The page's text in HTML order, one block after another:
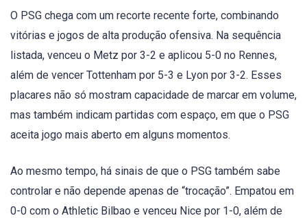
O PSG chega com um recorte recente forte, combinando
vitórias e jogos de alta produção ofensiva. Na sequência
listada, venceu o Metz por 3-2 e aplicou 5-0 no Rennes,
além de vencer Tottenham por 5-3 e Lyon por 3-2. Esses
placares não só mostram capacidade de marcar em volume,
mas também indicam partidas com espaço, em que o PSG
aceita jogo mais aberto em alguns momentos.
Ao mesmo tempo, há sinais de que o PSG também sabe
controlar e não depende apenas de “trocação”. Empatou em
0-0 com o Athletic Bilbao e venceu Nice por 1-0, além de